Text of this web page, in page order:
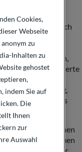
eine
Wer bei der
oder zu statisch
Rücksetzern in
einem globalen,
rasch auf veränderte
auf sich
Risikostimmung,
durch die sich das
kann.
unterschiedlichen
Wachstumsthemen
Cookies,
Webseite
zu
Inhalten zu
gehostet
indem Sie auf
Die
Ihnen
zur
Auswahl